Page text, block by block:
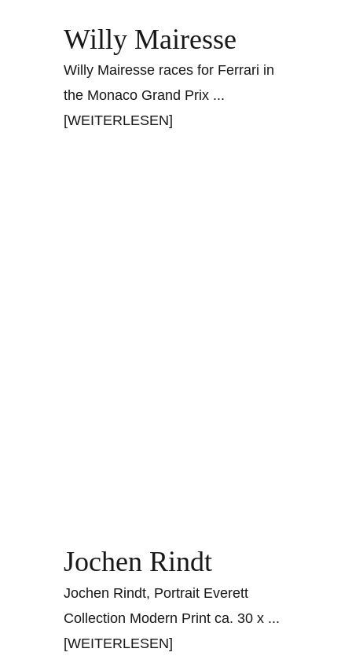
Willy Mairesse
Willy Mairesse races for Ferrari in
the Monaco Grand Prix ...
[WEITERLESEN]
Jochen Rindt
Jochen Rindt, Portrait Everett
Collection Modern Print ca. 30 x ...
[WEITERLESEN]